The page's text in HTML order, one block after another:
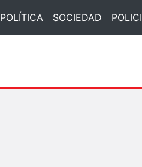
POLÍTICA SOCIEDAD